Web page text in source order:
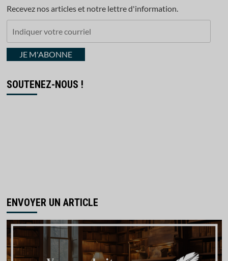
Recevez nos articles et notre lettre d'information.
courrielJE M'ABONNE
SOUTENEZ-NOUS !
ENVOYER UN ARTICLE